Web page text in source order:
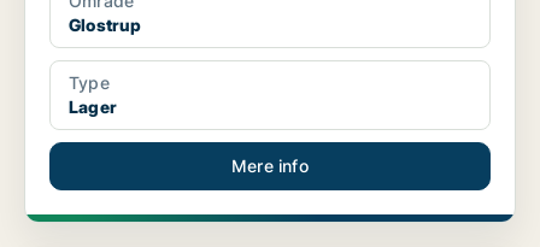
Glostrup
Type
Lager
Mere info